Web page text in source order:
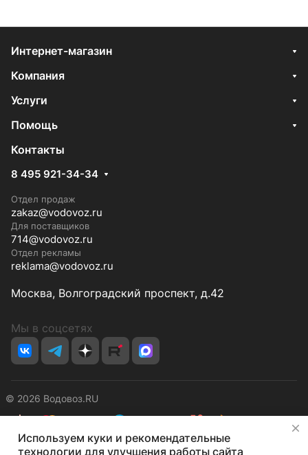
Интернет-магазин
Компания
Услуги
Помощь
Контакты
8 495 921-34-34
Отдел продаж
zakaz@vodovoz.ru
Для поставщиков
714@vodovoz.ru
Отдел рекламы
reklama@vodovoz.ru
Москва, Волгоградский проспект, д.42
Мы в соцсетях
© 2026 Водовоз.RU
КонфиденциальностьОферта
Используем куки и рекомендательные
технологии для улучшения работы сайта